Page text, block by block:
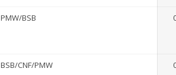
PMW/BSB
BSB/CNF/PMW